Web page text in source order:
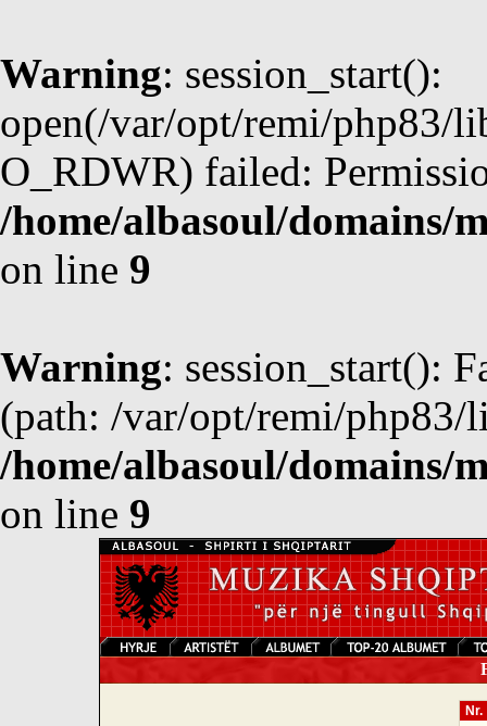
Warning: session_start():
open(/var/opt/remi/php83/
O_RDWR) failed:
/home/albasoul/domains/
on line 9
Warning: session_start():
(path: /var/opt/remi/php83/
/home/albasoul/domains/
on line 9
Nr.